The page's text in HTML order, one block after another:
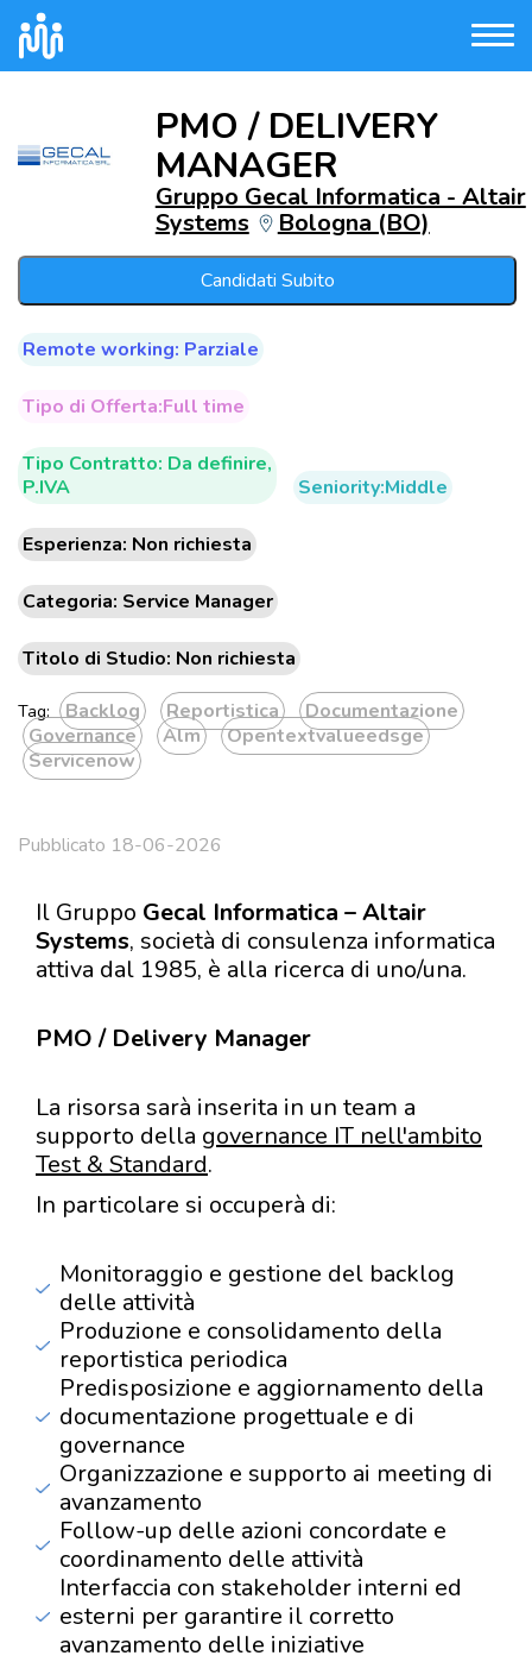
PMO / DELIVERY
MANAGER
Gruppo Gecal Informatica - Altair
Systems
Bologna (BO)
Candidati Subito
Remote working: Parziale
Tipo di Offerta:Full time
Tipo Contratto: Da definire,
P.IVA
Seniority:Middle
Esperienza: Non richiesta
Categoria: Service Manager
Titolo di Studio: Non richiesta
Tag: Backlog Reportistica
Documentazione
Governance
Alm
Opentextvalueedsge
Servicenow
Pubblicato 18-06-2026
Il Gruppo Gecal Informatica – Altair
Systems, società di consulenza informatica
attiva dal 1985, è alla ricerca di uno/una.
PMO / Delivery Manager
La risorsa sarà inserita in un team a
supporto della governance IT nell'ambito
Test & Standard.
In particolare si occuperà di:
Monitoraggio e gestione del backlog
delle attività
Produzione e consolidamento della
reportistica periodica
Predisposizione e aggiornamento della
documentazione progettuale e di
governance
Organizzazione e supporto ai meeting di
avanzamento
Follow-up delle azioni concordate e
coordinamento delle attività
Interfaccia con stakeholder interni ed
esterni per garantire il corretto
avanzamento delle iniziative